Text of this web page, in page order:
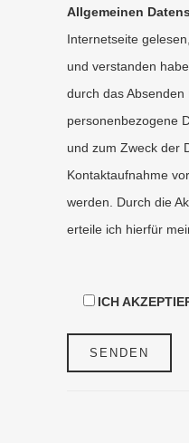
Allgemeinen
Internetseite
und verstanden
durch das
personenbezogene
und zum Zweck der
Kontaktaufnahme
werden. Durch die
erteile ich hierfür
ICH